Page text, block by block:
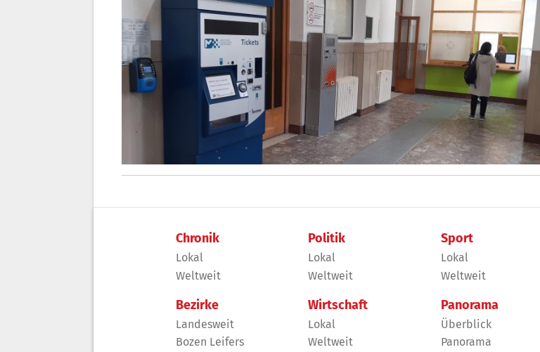
Chronik
Lokal
Weltweit
Bezirke
Landesweit
Bozen Leifers
Politik
Lokal
Weltweit
Wirtschaft
Lokal
Weltweit
Sport
Lokal
Weltweit
Panorama
Überblick
Panorama